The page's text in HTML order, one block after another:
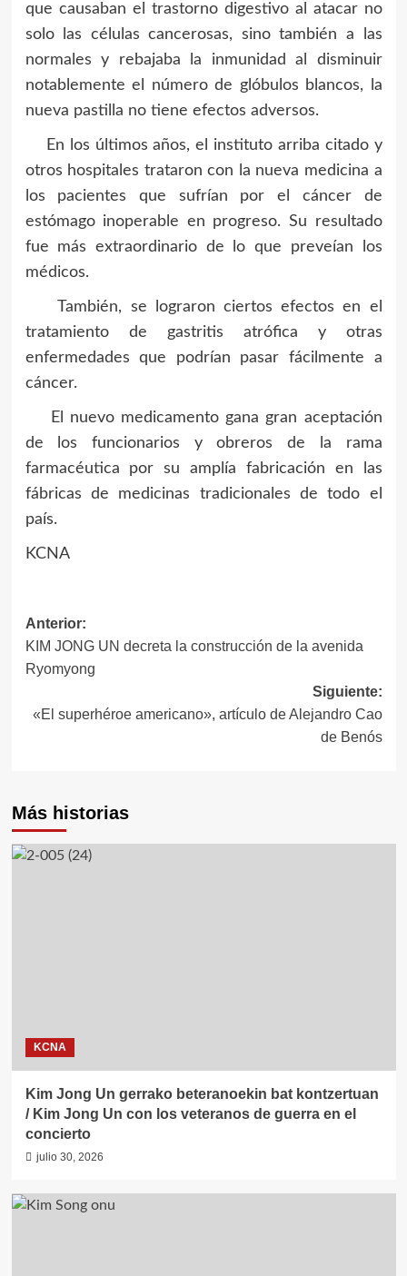
que causaban el trastorno digestivo al atacar no
solo las células cancerosas, sino también a las
normales y rebajaba la inmunidad al disminuir
notablemente el número de glóbulos blancos, la
nueva pastilla no tiene efectos adversos.
En los últimos años, el instituto arriba citado y
otros hospitales trataron con la nueva medicina a
los pacientes que sufrían por el cáncer de
estómago inoperable en progreso. Su resultado
fue más extraordinario de lo que preveían los
médicos.
También, se lograron ciertos efectos en el
tratamiento de gastritis atrófica y otras
enfermedades que podrían pasar fácilmente a
cáncer.
El nuevo medicamento gana gran aceptación
de los funcionarios y obreros de la rama
farmacéutica por su amplía fabricación en las
fábricas de medicinas tradicionales de todo el
país.
KCNA
Navegación
de
entradas
Anterior:
KIM JONG UN decreta la construcción de la avenida
Ryomyong
Siguiente:
«El superhéroe americano», artículo de Alejandro Cao
de Benós
Más historias
KCNA
Kim Jong Un gerrako beteranoekin bat kontzertuan
/ Kim Jong Un con los veteranos de guerra en el
concierto
julio 30, 2026